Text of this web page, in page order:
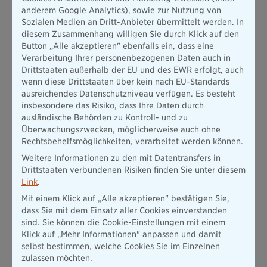
zur Unterrichtsvorbereitung aus großen PDF-Dateien
extrahieren, wie zum Beispiel aus Handbüchern, Aufsätzen,
Büchern und Forschungsarbeiten.
Preis:Circa 4,60 Euro pro Monat
Webseite: www.chatpdf.com/
schulKI – Digitale Bereitstellung von ChatGPT für
Schulen
Beschreibung:schulKI ermöglicht die Nutzung von ChatGPT
für Schüler und Schülerinnen im Unterricht ohne
Benutzerkonto. Chats können über Links als Quelle genutzt
werden. schulKI unterstützt beim Datenschutz in der Schule.
Es gibt vorgefertigte Chat-Bots sowie eine Fundgrube an
spannenden Informationen im schulKI-Blog.
Preis:1.000.000 Token jeweils 7,99 Euro. 1Token reicht für 4
Zeichen.
Webseite: schulki.de/
anderem Google Analytics), sowie zur Nutzung von
Sozialen Medien an Dritt-Anbieter übermittelt werden. In
diesem Zusammenhang willigen Sie durch Klick auf den
Button „Alle akzeptieren" ebenfalls ein, dass eine
Verarbeitung Ihrer personenbezogenen Daten auch in
Drittstaaten außerhalb der EU und des EWR erfolgt, auch
wenn diese Drittstaaten über kein nach EU-Standards
ausreichendes Datenschutzniveau verfügen. Es besteht
insbesondere das Risiko, dass Ihre Daten durch
ausländische Behörden zu Kontroll- und zu
Überwachungszwecken, möglicherweise auch ohne
Rechtsbehelfsmöglichkeiten, verarbeitet werden können.
Weitere Informationen zu den mit Datentransfers in
Drittstaaten verbundenen Risiken finden Sie unter diesem
Link.
Mit einem Klick auf „Alle akzeptieren" bestätigen Sie,
dass Sie mit dem Einsatz aller Cookies einverstanden
sind. Sie können die Cookie-Einstellungen mit einem
Klick auf „Mehr Informationen" anpassen und damit
selbst bestimmen, welche Cookies Sie im Einzelnen
zulassen möchten.